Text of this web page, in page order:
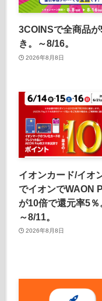
3COINSで全商品が
き。～8/16。
2026年8月8日
イオンカード/イオ
でイオンでWAON
が10倍で還元率5％
～8/11。
2026年8月8日